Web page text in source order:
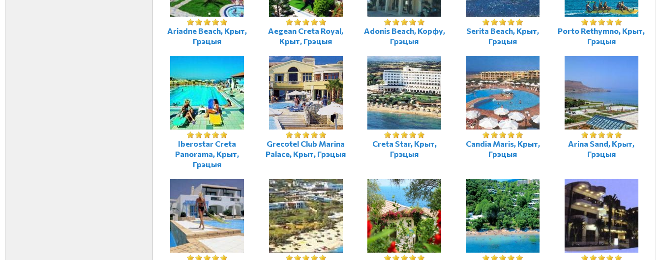
Ariadne Beach, Крыт,
Грэцыя
Aegean Creta Royal,
Крыт, Грэцыя
Adonis Beach, Корфу,
Грэцыя
Serita Beach, Крыт,
Грэцыя
Porto Rethymno, Крыт,
Грэцыя
Iberostar Creta
Panorama, Крыт,
Грэцыя
Grecotel Club Marina
Palace, Крыт, Грэцыя
Creta Star, Крыт,
Грэцыя
Candia Maris, Крыт,
Грэцыя
Arina Sand, Крыт,
Грэцыя